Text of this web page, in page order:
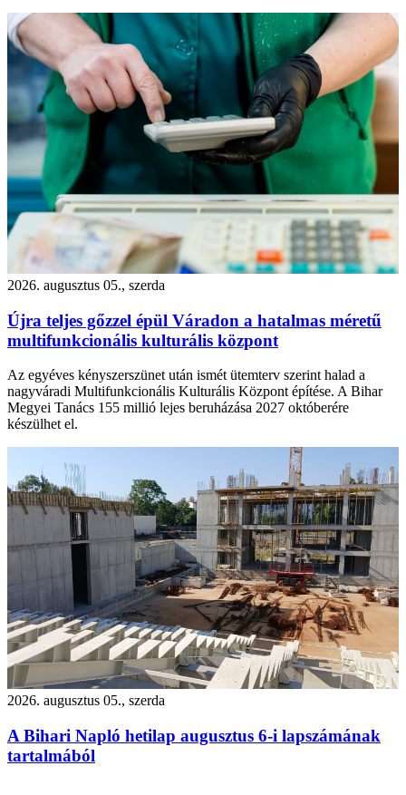
2026. augusztus 05., szerda
Újra teljes gőzzel épül Váradon a hatalmas méretű
multifunkcionális kulturális központ
Az egyéves kényszerszünet után ismét ütemterv szerint halad a
nagyváradi Multifunkcionális Kulturális Központ építése. A Bihar
Megyei Tanács 155 millió lejes beruházása 2027 októberére
készülhet el.
2026. augusztus 05., szerda
A Bihari Napló hetilap augusztus 6-i lapszámának
tartalmából